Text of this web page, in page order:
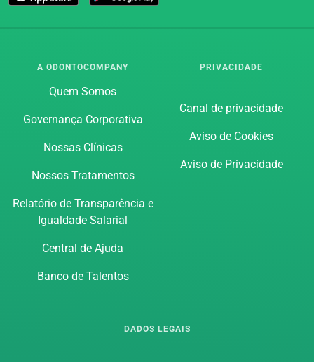
A ODONTOCOMPANY
Quem Somos
Governança Corporativa
Nossas Clínicas
Nossos Tratamentos
Relatório de Transparência e
Igualdade Salarial
Central de Ajuda
Banco de Talentos
PRIVACIDADE
Canal de privacidade
Aviso de Cookies
Aviso de Privacidade
DADOS LEGAIS